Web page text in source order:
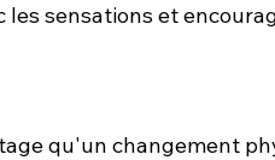
sensations et
qu'un changement